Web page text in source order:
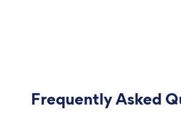
Frequently Asked